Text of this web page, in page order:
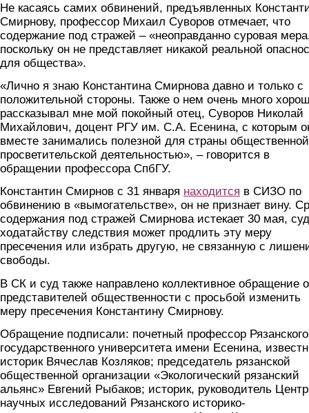
Не касаясь самих обвинений, предъявленных
Смирнову, профессор Михаил Суворов отмечает, что
содержание под стражей – «неоправданно суровая
поскольку он не представляет никакой реальной
для общества».
«Лично я знаю Константина Смирнова давно и только с
положительной стороны. Также о нем очень много
рассказывал мне мой покойный отец, Суворов Николай
Михайлович, доцент РГУ им. С.А. Есенина, с которым
вместе занимались полезной для страны
просветительской деятельностью», – говорится в
обращении профессора СпбГУ.
Константин Смирнов с 31 января находится в СИЗО по
обвинению в «вымогательстве», он не признает вину.
содержания под стражей Смирнова истекает 30 мая,
ходатайству следствия может продлить эту меру
пресечения или избрать другую, не связанную с
свободы.
В СК и суд также направлено коллективное обращение
представителей общественности с просьбой изменить
меру пресечения Константину Смирнову.
Обращение подписали: почетный профессор Рязанского
государственного университета имени Есенина,
историк Вячеслав Козляков; председатель рязанской
общественной организации «Экологический рязанский
альянс» Евгений Рыбаков; историк, руководитель
научных исследований Рязанского историко-